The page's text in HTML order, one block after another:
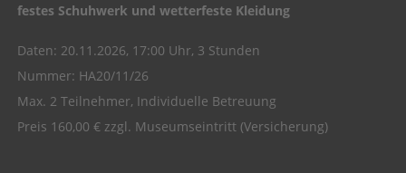
festes Schuhwerk und wetterfeste Kleidung
Daten: 20.11.2026, 17:00 Uhr, 3 Stunden
Nummer: HA20/11/26
Max. 2 Teilnehmer, Individuelle Betreuung
Preis 160,00 € zzgl. Museumseintritt (Versicherung)